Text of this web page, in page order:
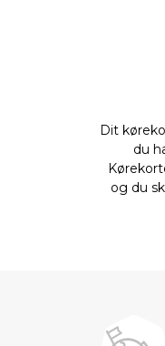
Dit
du
og du